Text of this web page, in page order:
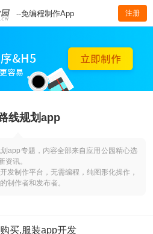
--免编程制作App 注册
线规划app
app专题，内容全部来自应用公园精心选
资讯。
发制作平台，无需编程，纯图形化操作，
制作者和发布者。
买,服装app开发